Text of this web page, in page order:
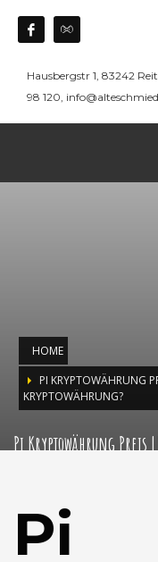
Hausbergstr 1, 83242
98 120,
HOME
PI KRYPTOWÄHRUNG
KRYPTOWÄHRUNG?
Pi Kryptowährung Preis
Pi